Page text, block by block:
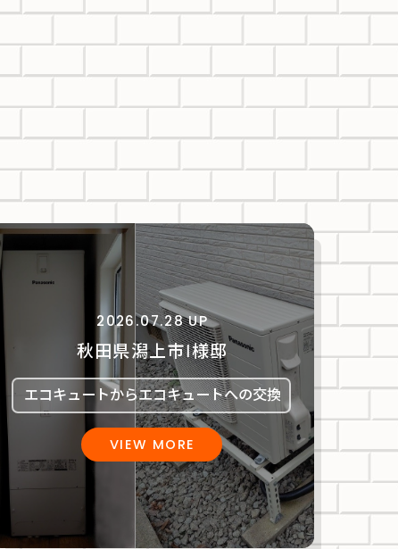
2026.07.28 UP
秋田県潟上市Ⅰ様邸
エコキュートからエコキュートへの交換
VIEW MORE